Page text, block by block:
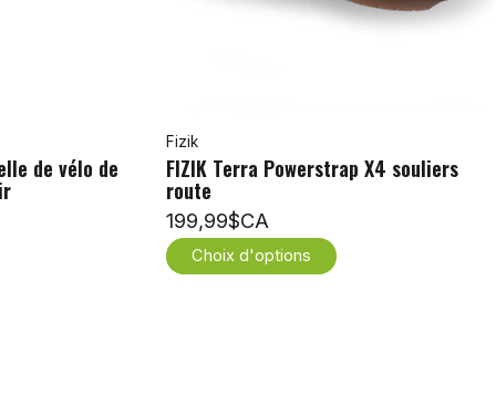
de vélo de
Fizik
FIZIK Terra Powerstrap X4 souliers
route
199,99$CA
Choix d'options